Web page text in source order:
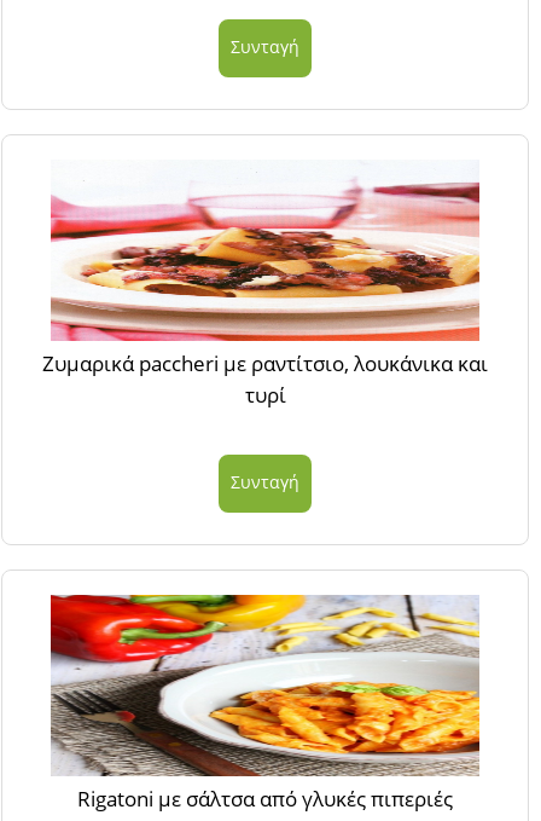
Συνταγή
Ζυμαρικά paccheri με ραντίτσιο, λουκάνικα και
τυρί
Συνταγή
Rigatoni με σάλτσα από γλυκές πιπεριές